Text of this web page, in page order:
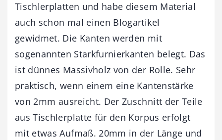
Tischlerplatten und habe diesem Material
auch schon mal einen Blogartikel
gewidmet. Die Kanten werden mit
sogenannten Starkfurnierkanten belegt. Das
ist dünnes Massivholz von der Rolle. Sehr
praktisch, wenn einem eine Kantenstärke
von 2mm ausreicht. Der Zuschnitt der Teile
aus Tischlerplatte für den Korpus erfolgt
mit etwas Aufmaß. 20mm in der Länge und